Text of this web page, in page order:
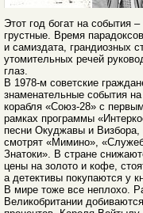
Этот год богат на события
грустные. Время
и самиздата, грандиозных
утомительных речей
глаз.
В 1978-м советские
знаменательные события на
корабля «Союз-28» с
рамках программы
песни Окуджавы и
смотрят «Мимино»,
Знатоки». В стране
цены на золото и кофе,
а детективы покупаются у
В мире тоже все неплохо.
Великобритании